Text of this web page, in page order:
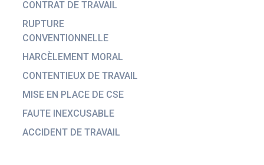
CONTRAT DE TRAVAIL
RUPTURE
CONVENTIONNELLE
HARCÈLEMENT MORAL
CONTENTIEUX DE TRAVAIL
MISE EN PLACE DE CSE
FAUTE INEXCUSABLE
ACCIDENT DE TRAVAIL